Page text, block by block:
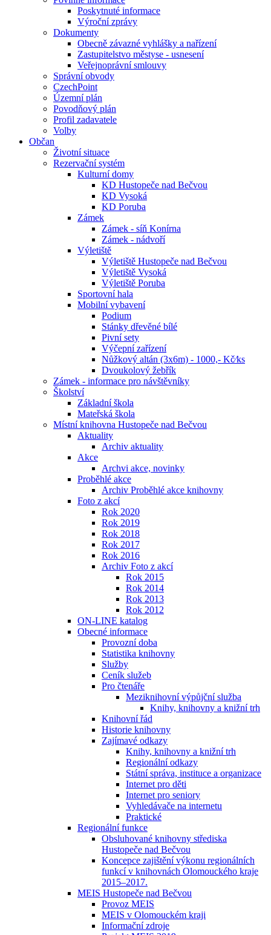
Poskytnuté informace
Výroční zprávy
Dokumenty
Obecně závazné vyhlášky a nařízení
Zastupitelstvo městyse - usnesení
Veřejnoprávní smlouvy
Správní obvody
CzechPoint
Územní plán
Povodňový plán
Profil zadavatele
Volby
Občan
Životní situace
Rezervační systém
Kulturní domy
KD Hustopeče nad Bečvou
KD Vysoká
KD Poruba
Zámek
Zámek - síň Konírna
Zámek - nádvoří
Výletiště
Výletiště Hustopeče nad Bečvou
Výletiště Vysoká
Výletiště Poruba
Sportovní hala
Mobilní vybavení
Podium
Stánky dřevěné bílé
Pivní sety
Výčepní zařízení
Nůžkový altán (3x6m) - 1000,- Kč⁄ks
Dvoukolový žebřík
Zámek - informace pro návštěvníky
Školství
Základní škola
Mateřská škola
Místní knihovna Hustopeče nad Bečvou
Aktuality
Archiv aktuality
Akce
Archvi akce, novinky
Proběhlé akce
Archiv Proběhlé akce knihovny
Foto z akcí
Rok 2020
Rok 2019
Rok 2018
Rok 2017
Rok 2016
Archiv Foto z akcí
Rok 2015
Rok 2014
Rok 2013
Rok 2012
ON-LINE katalog
Obecné informace
Provozní doba
Statistika knihovny
Služby
Ceník služeb
Pro čtenáře
Meziknihovní výpůjční služba
Knihy, knihovny a knižní trh
Knihovní řád
Historie knihovny
Zajímavé odkazy
Knihy, knihovny a knižní trh
Regionální odkazy
Státní správa, instituce a organizace
Internet pro děti
Internet pro seniory
Vyhledávače na internetu
Praktické
Regionální funkce
Obsluhované knihovny střediska
Hustopeče nad Bečvou
Koncepce zajištění výkonu regionálních
funkcí v knihovnách Olomouckého kraje
2015–2017.
MEIS Hustopeče nad Bečvou
Provoz MEIS
MEIS v Olomouckém kraji
Informační zdroje